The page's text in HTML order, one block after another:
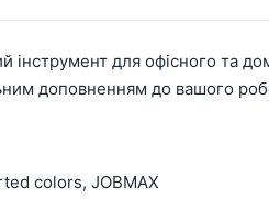
інструмент для офісного та
доповненням до вашого
colors, JOBMAX